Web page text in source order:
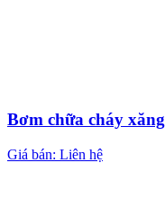
Bơm chữa cháy
Giá bán: Liên hệ